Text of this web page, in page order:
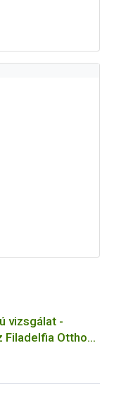
vizsgálat -
Filadelfia Otthon